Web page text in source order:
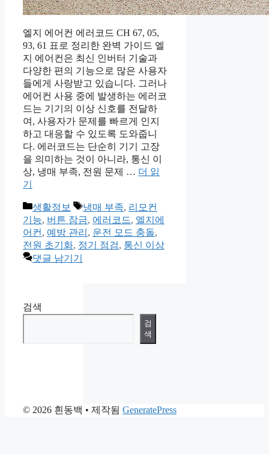
엘지 에어컨 에러코드 CH 67, 05,
93, 61 표로 정리한 완벽 가이드 엘
지 에어컨은 최신 인버터 기술과
다양한 편의 기능으로 많은 사용자
들에게 사랑받고 있습니다. 그러나
에어컨 사용 중에 발생하는 에러코
드는 기기의 이상 신호를 전달하
여, 사용자가 문제를 빠르게 인지
하고 대응할 수 있도록 도와줍니
다. 에러코드는 단순히 기기 고장
을 의미하는 것이 아니라, 통신 이
상, 냉매 부족, 전원 문제 … 더 읽
기
카
테
고
리
생활정보
태
그
냉매 부족, 리모컨
기능, 버튼 잠금, 에러코드, 엘지에
어컨 , 예방 관리 , 운전 모드 충돌,
전원 초기화, 정기 점검, 통신 이상
댓글 남기기
검색
검
색
© 2026 흰동백 • 제작됨 GeneratePress